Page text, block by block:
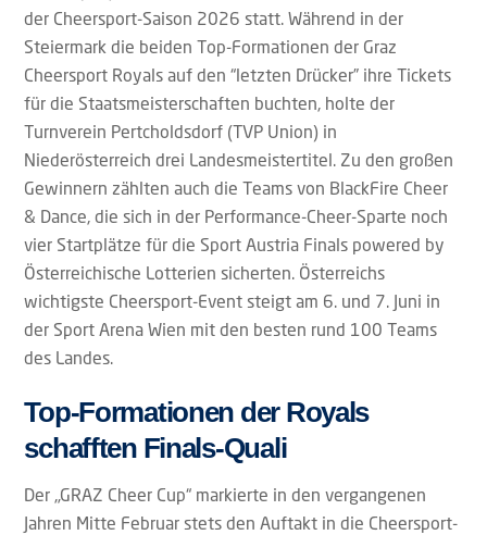
der Cheersport-Saison 2026 statt. Während in der
Steiermark die beiden Top-Formationen der Graz
Cheersport Royals auf den “letzten Drücker” ihre Tickets
für die Staatsmeisterschaften buchten, holte der
Turnverein Pertcholdsdorf (TVP Union) in
Niederösterreich drei Landesmeistertitel. Zu den großen
Gewinnern zählten auch die Teams von BlackFire Cheer
& Dance, die sich in der Performance-Cheer-Sparte noch
vier Startplätze für die Sport Austria Finals powered by
Österreichische Lotterien sicherten. Österreichs
wichtigste Cheersport-Event steigt am 6. und 7. Juni in
der Sport Arena Wien mit den besten rund 100 Teams
des Landes.
Top-Formationen der Royals
schafften Finals-Quali
Der „GRAZ Cheer Cup“ markierte in den vergangenen
Jahren Mitte Februar stets den Auftakt in die Cheersport-